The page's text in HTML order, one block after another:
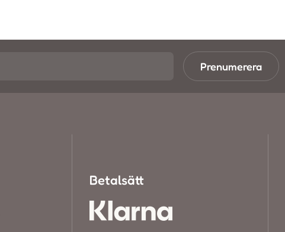
Prenumerera
Betalsätt